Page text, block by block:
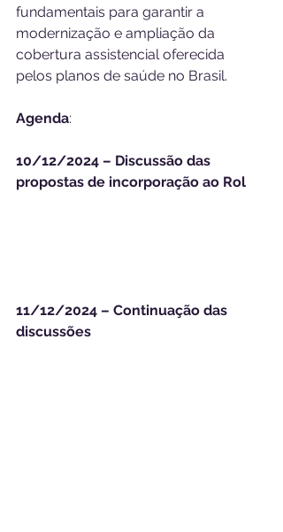
fundamentais para garantir a
modernização e ampliação da
cobertura assistencial oferecida
pelos planos de saúde no Brasil.
Agenda:
10/12/2024 – Discussão das
propostas de incorporação ao Rol
11/12/2024 – Continuação das
discussões